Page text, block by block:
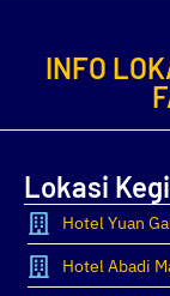
INFO
Lokasi
Hotel Yuan
Hotel Abadi